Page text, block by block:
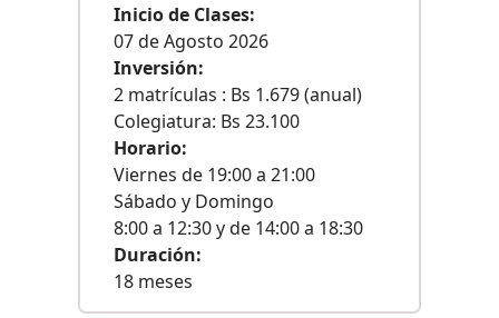
Inicio de Clases:
07 de Agosto 2026
Inversión:
2 matrículas : Bs 1.679 (anual)
Colegiatura: Bs 23.100
Horario:
Viernes de 19:00 a 21:00
Sábado y Domingo
8:00 a 12:30 y de 14:00 a 18:30
Duración:
18 meses